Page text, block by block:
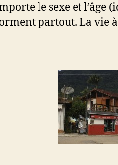
le sexe et l’âge
partout. La vie